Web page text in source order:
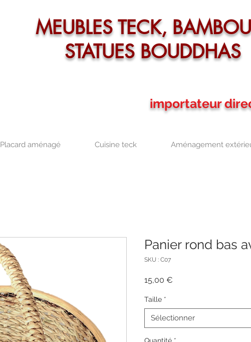
MEUBLES TECK,
STATUES BOUDDHAS
importateur
Placard aménagé Cuisine teck Aménagement
Panier rond bas
SKU : C07
15,00 €
Taille *
Sélectionner
Quantité *